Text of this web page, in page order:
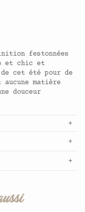
festonnées
et chic et
cet été pour de
matière
douceur